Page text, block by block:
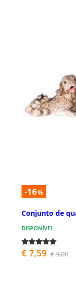
-16%
Conjunto de
DISPONÍVEL
€ 7,59 € 9,00